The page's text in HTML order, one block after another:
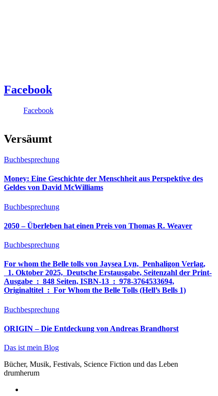
Facebook
Facebook
Versäumt
Buchbesprechung
Money: Eine Geschichte der Menschheit aus Perspektive des
Geldes von David McWilliams
Buchbesprechung
2050 – Überleben hat einen Preis von Thomas R. Weaver
Buchbesprechung
For whom the Belle tolls von Jaysea Lyn, ‎ Penhaligon Verlag,
‎ 1. Oktober 2025, ‎ Deutsche Erstausgabe, Seitenzahl der Print-
Ausgabe ‏ : ‎ 848 Seiten, ISBN-13 ‏ : ‎ 978-3764533694,
Originaltitel ‏ : ‎ For Whom the Belle Tolls (Hell’s Bells 1)
Buchbesprechung
ORIGIN – Die Entdeckung von Andreas Brandhorst
Das ist mein Blog
Bücher, Musik, Festivals, Science Fiction und das Leben
drumherum